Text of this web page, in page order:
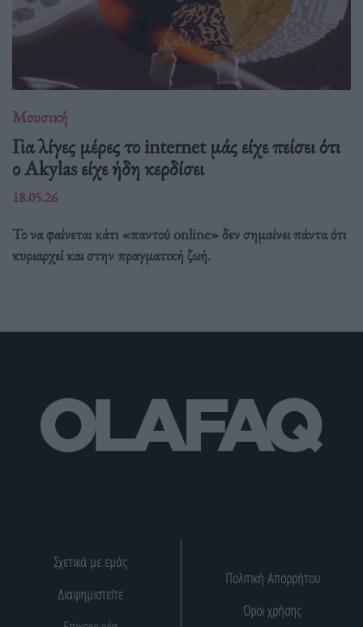
Μουσική
Για λίγες μέρες το internet μάς είχε πείσει ότι
ο Akylas είχε ήδη κερδίσει
18.05.26
Το να φαίνεται κάτι «παντού online» δεν σημαίνει πάντα ότι
κυριαρχεί και στην πραγματική ζωή.
Σχετικά με εμάς
Διαφημιστείτε
Πολιτική Απορρήτου
Όροι χρήσης